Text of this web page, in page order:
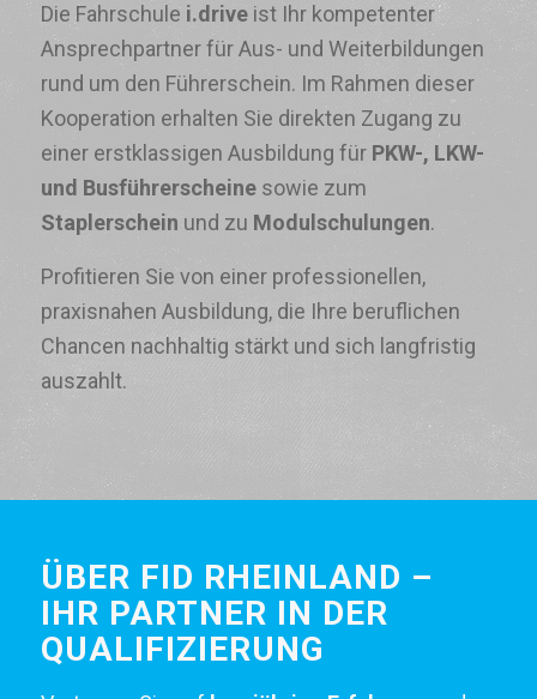
Die Fahrschule i.driveist Ihr kompetenter
Ansprechpartner für Aus- und Weiterbildungen
rund um den Führerschein. Im Rahmen dieser
Kooperation erhalten Sie direkten Zugang zu
einer erstklassigen Ausbildung für PKW-, LKW-
und Busführerscheinesowie zum
Staplerschein und zu Modulschulungen.
Profitieren Sie von einer professionellen,
praxisnahen Ausbildung, die Ihre beruflichen
Chancen nachhaltig stärkt und sich langfristig
auszahlt.
ÜBER FID RHEINLAND –
IHR PARTNER IN DER
QUALIFIZIERUNG